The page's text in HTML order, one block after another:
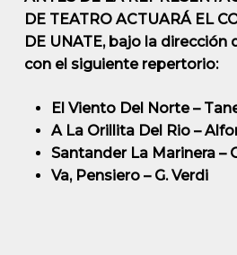
DE TEATRO ACTUARÁ EL
DE UNATE, bajo la dirección
con el siguiente repertorio:
El Viento Del Norte –
A La Orillita Del Rio –
Santander La Marinera –
Va, Pensiero – G. Verdi